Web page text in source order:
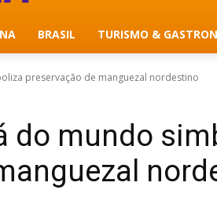
BRASIL TURISMO &
preservação de manguezal nordestino
do mundo